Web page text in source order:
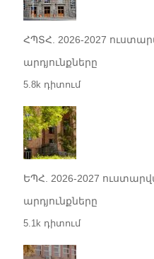
ՀՊՏՀ. 2026-2027
արդյունքները
5.8k դիտում
ԵՊՀ. 2026-2027
արդյունքները
5.1k դիտում